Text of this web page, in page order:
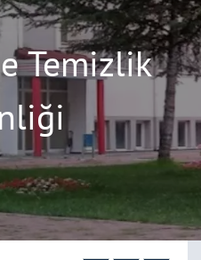
Temizlik